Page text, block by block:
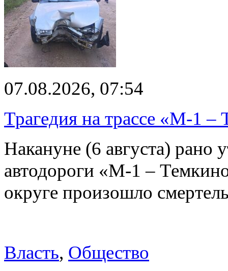
07.08.2026, 07:54
Трагедия на трассе «М-1 –
Накануне (6 августа) рано
автодороги «М-1 –
округе произошло
Власть, Общество